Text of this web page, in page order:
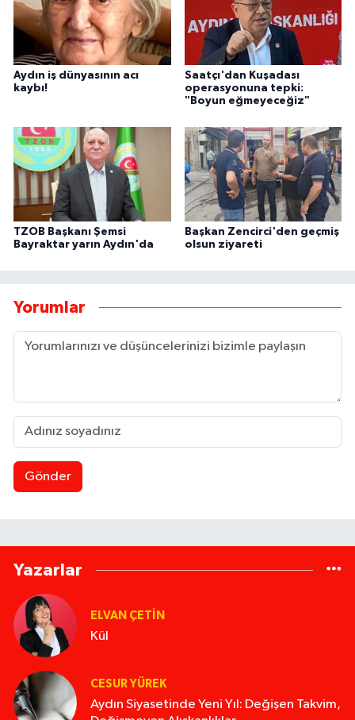
Aydın iş dünyasının acı
kaybı!
Saatçı'dan Kuşadası
operasyonuna tepki:
"Boyun eğmeyeceğiz"
TZOB Başkanı Şemsi
Bayraktar yarın Aydın'da
Başkan Zencirci'den geçmiş
olsun ziyareti
Yorumlar
Gönder
Yazarlar
ELVAN ÇETIN
Kül
CESUR YÜREK
Aydın Siyasetinde Yeni Yıl: Değişen Takvim,